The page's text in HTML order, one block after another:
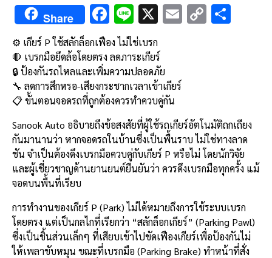
Share F
ac
e
b
o
o
k
Li
n
e
X E C
⚙️ เกียร์ P ใช้สลักล็อกเฟือง ไม่ใช่เบรก
🛑 เบรกมือยึดล้อโดยตรง ลดภาระเกียร์
🔒 ป้องกันรถไหลและเพิ่มความปลอดภัย
🔧 ลดการสึกหรอ-เสียงกระชากเวลาเข้าเกียร์
📋 ขั้นตอนจอดรถที่ถูกต้องควรทำควบคู่กัน
Sanook Auto อธิบายถึงข้อสงสัยที่ผู้ใช้รถเกียร์อัตโนมัติถกเถียง
กันมานานว่า หากจอดรถในบ้านซึ่งเป็นพื้นราบ ไม่ใช่ทางลาด
ชัน จำเป็นต้องดึงเบรกมือควบคู่กับเกียร์ P หรือไม่ โดยนักวิจัย
และผู้เชี่ยวชาญด้านยานยนต์ยืนยันว่า ควรดึงเบรกมือทุกครั้ง แม้
จอดบนพื้นที่เรียบ
การทำงานของเกียร์ P (Park) ไม่ได้หมายถึงการใช้ระบบเบรก
โดยตรง แต่เป็นกลไกที่เรียกว่า “สลักล็อกเกียร์” (Parking Pawl)
ซึ่งเป็นชิ้นส่วนเล็กๆ ที่เสียบเข้าไปขัดเฟืองเกียร์เพื่อป้องกันไม่
ให้เพลาขับหมุน ขณะที่เบรกมือ (Parking Brake) ทำหน้าที่สั่ง